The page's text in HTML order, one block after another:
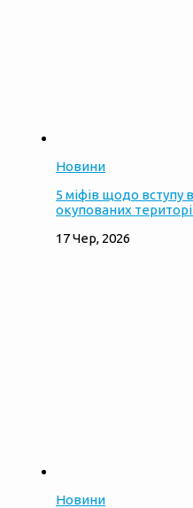
Новини
5 міфів щодо вступу
окупованих
17 Чер, 2026
Новини